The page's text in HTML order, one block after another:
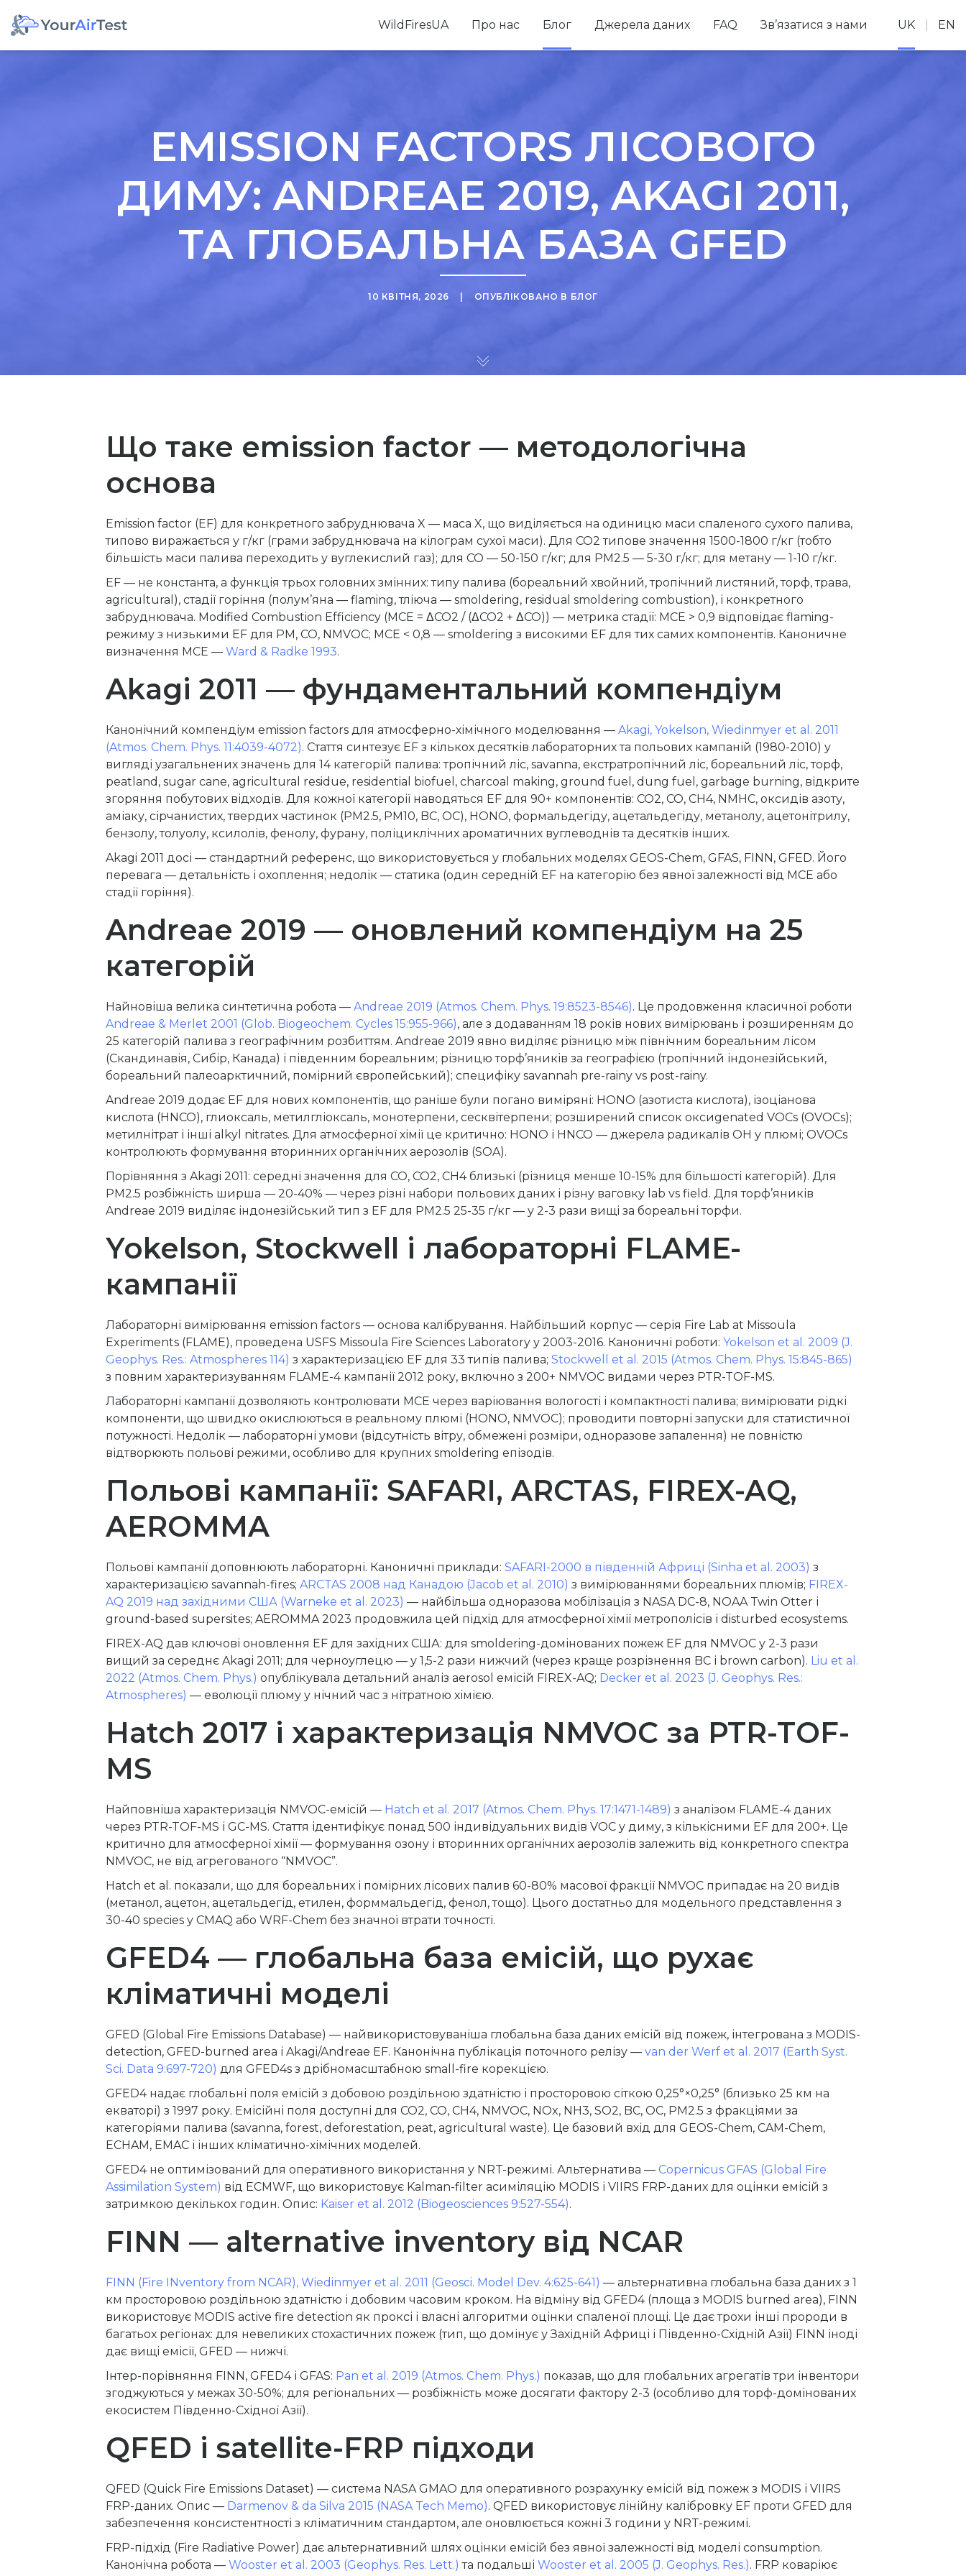
WildFiresUA Про нас Блог Джерела даних FAQ Зв’язатися з нами UK EN
EMISSION FACTORS ЛІСОВОГО
ДИМУ: ANDREAE 2019, AKAGI 2011,
ТА ГЛОБАЛЬНА БАЗА GFED
10 КВІТНЯ, 2026 ОПУБЛІКОВАНО В БЛОГ
Що таке emission factor — методологічна
основа
Emission factor (EF) для конкретного забруднювача X — маса X, що виділяється на одиницю маси спаленого сухого палива,
типово виражається у г/кг (грами забруднювача на кілограм сухої маси). Для CO2 типове значення 1500-1800 г/кг (тобто
більшість маси палива переходить у вуглекислий газ); для CO — 50-150 г/кг; для PM2.5 — 5-30 г/кг; для метану — 1-10 г/кг.
EF — не константа, а функція трьох головних змінних: типу палива (бореальний хвойний, тропічний листяний, торф, трава,
agricultural), стадії горіння (полум’яна — flaming, тліюча — smoldering, residual smoldering combustion), і конкретного
забруднювача. Modified Combustion Efficiency (MCE = ΔCO2 / (ΔCO2 + ΔCO)) — метрика стадії: MCE > 0,9 відповідає flaming-
режиму з низькими EF для PM, CO, NMVOC; MCE < 0,8 — smoldering з високими EF для тих самих компонентів. Каноничне
визначення MCE — Ward & Radke 1993.
Akagi 2011 — фундаментальний компендіум
Канонічний компендіум emission factors для атмосферно-хімічного моделювання — Akagi, Yokelson, Wiedinmyer et al. 2011
(Atmos. Chem. Phys. 11:4039-4072). Стаття синтезує EF з кількох десятків лабораторних та польових кампаній (1980-2010) у
вигляді узагальнених значень для 14 категорій палива: тропічний ліс, savanna, екстратропічний ліс, бореальний ліс, торф,
peatland, sugar cane, agricultural residue, residential biofuel, charcoal making, ground fuel, dung fuel, garbage burning, відкрите
згоряння побутових відходів. Для кожної категорії наводяться EF для 90+ компонентів: CO2, CO, CH4, NMHC, оксидів азоту,
аміаку, сірчанистих, твердих частинок (PM2.5, PM10, BC, OC), HONO, формальдегіду, ацетальдегіду, метанолу, ацетонітрилу,
бензолу, толуолу, ксилолів, фенолу, фурану, поліциклічних ароматичних вуглеводнів та десятків інших.
Akagi 2011 досі — стандартний референс, що використовується у глобальних моделях GEOS-Chem, GFAS, FINN, GFED. Його
перевага — детальність і охоплення; недолік — статика (один середній EF на категорію без явної залежності від MCE або
стадії горіння).
Andreae 2019 — оновлений компендіум на 25
категорій
Найновіша велика синтетична робота — Andreae 2019 (Atmos. Chem. Phys. 19:8523-8546). Це продовження класичної роботи
Andreae & Merlet 2001 (Glob. Biogeochem. Cycles 15:955-966), але з додаванням 18 років нових вимірювань і розширенням до
25 категорій палива з географічним розбиттям. Andreae 2019 явно виділяє різницю між північним бореальним лісом
(Скандинавія, Сибір, Канада) і південним бореальним; різницю торф’яників за географією (тропічний індонезійський,
бореальний палеоарктичний, помірний європейський); специфіку savannah pre-rainy vs post-rainy.
Andreae 2019 додає EF для нових компонентів, що раніше були погано виміряні: HONO (азотиста кислота), ізоціанова
кислота (HNCO), глиоксаль, метилгліоксаль, монотерпени, сесквітерпени; розширений список оксиgenated VOCs (OVOCs);
метилнітрат і інші alkyl nitrates. Для атмосферної хімії це критично: HONO і HNCO — джерела радикалів OH у плюмі; OVOCs
контролюють формування вторинних органічних аерозолів (SOA).
Порівняння з Akagi 2011: середні значення для CO, CO2, CH4 близькі (різниця менше 10-15% для більшості категорій). Для
PM2.5 розбіжність ширша — 20-40% — через різні набори польових даних і різну ваговку lab vs field. Для торф’яників
Andreae 2019 виділяє індонезійський тип з EF для PM2.5 25-35 г/кг — у 2-3 рази вищі за бореальні торфи.
Yokelson, Stockwell і лабораторні FLAME-
кампанії
Лабораторні вимірювання emission factors — основа калібрування. Найбільший корпус — серія Fire Lab at Missoula
Experiments (FLAME), проведена USFS Missoula Fire Sciences Laboratory у 2003-2016. Каноничні роботи: Yokelson et al. 2009 (J.
Geophys. Res.: Atmospheres 114) з характеризацією EF для 33 типів палива; Stockwell et al. 2015 (Atmos. Chem. Phys. 15:845-865)
з повним характеризуванням FLAME-4 кампанії 2012 року, включно з 200+ NMVOC видами через PTR-TOF-MS.
Лабораторні кампанії дозволяють контролювати MCE через варіювання вологості і компактності палива; вимірювати рідкі
компоненти, що швидко окислюються в реальному плюмі (HONO, NMVOC); проводити повторні запуски для статистичної
потужності. Недолік — лабораторні умови (відсутність вітру, обмежені розміри, одноразове запалення) не повністю
відтворюють польові режими, особливо для крупних smoldering епізодів.
Польові кампанії: SAFARI, ARCTAS, FIREX-AQ,
AEROMMA
Польові кампанії доповнюють лабораторні. Каноничні приклади: SAFARI-2000 в південній Африці (Sinha et al. 2003) з
характеризацією savannah-fires; ARCTAS 2008 над Канадою (Jacob et al. 2010) з вимірюваннями бореальних плюмів; FIREX-
AQ 2019 над західними США (Warneke et al. 2023) — найбільша одноразова мобілізація з NASA DC-8, NOAA Twin Otter і
ground-based supersites; AEROMMA 2023 продовжила цей підхід для атмосферної хімії метрополісів і disturbed ecosystems.
FIREX-AQ дав ключові оновлення EF для західних США: для smoldering-домінованих пожеж EF для NMVOC у 2-3 рази
вищий за середнє Akagi 2011; для черноуглецю — у 1,5-2 рази нижчий (через краще розрізнення BC і brown carbon). Liu et al.
2022 (Atmos. Chem. Phys.) опублікувала детальний аналіз aerosol емісій FIREX-AQ; Decker et al. 2023 (J. Geophys. Res.:
Atmospheres) — еволюції плюму у нічний час з нітратною хімією.
Hatch 2017 і характеризація NMVOC за PTR-TOF-
MS
Найповніша характеризація NMVOC-емісій — Hatch et al. 2017 (Atmos. Chem. Phys. 17:1471-1489) з аналізом FLAME-4 даних
через PTR-TOF-MS і GC-MS. Стаття ідентифікує понад 500 індивідуальних видів VOC у диму, з кількісними EF для 200+. Це
критично для атмосферної хімії — формування озону і вторинних органічних аерозолів залежить від конкретного спектра
NMVOC, не від агрегованого “NMVOC”.
Hatch et al. показали, що для бореальних і помірних лісових палив 60-80% масової фракції NMVOC припадає на 20 видів
(метанол, ацетон, ацетальдегід, етилен, форммальдегід, фенол, тощо). Цього достатньо для модельного представлення з
30-40 species у CMAQ або WRF-Chem без значної втрати точності.
GFED4 — глобальна база емісій, що рухає
кліматичні моделі
GFED (Global Fire Emissions Database) — найвикористовуваніша глобальна база даних емісій від пожеж, інтегрована з MODIS-
detection, GFED-burned area і Akagi/Andreae EF. Канонічна публікація поточного релізу — van der Werf et al. 2017 (Earth Syst.
Sci. Data 9:697-720) для GFED4s з дрібномасштабною small-fire корекцією.
GFED4 надає глобальні поля емісій з добовою роздільною здатністю і просторовою сіткою 0,25°×0,25° (близько 25 км на
екваторі) з 1997 року. Емісійні поля доступні для CO2, CO, CH4, NMVOC, NOx, NH3, SO2, BC, OC, PM2.5 з фракціями за
категоріями палива (savanna, forest, deforestation, peat, agricultural waste). Це базовий вхід для GEOS-Chem, CAM-Chem,
ECHAM, EMAC і інших кліматично-хімічних моделей.
GFED4 не оптимізований для оперативного використання у NRT-режимі. Альтернатива — Copernicus GFAS (Global Fire
Assimilation System) від ECMWF, що використовує Kalman-filter асиміляцію MODIS і VIIRS FRP-даних для оцінки емісій з
затримкою декількох годин. Опис: Kaiser et al. 2012 (Biogeosciences 9:527-554).
FINN — alternative inventory від NCAR
FINN (Fire INventory from NCAR), Wiedinmyer et al. 2011 (Geosci. Model Dev. 4:625-641) — альтернативна глобальна база даних з 1
км просторовою роздільною здатністю і добовим часовим кроком. На відміну від GFED4 (площа з MODIS burned area), FINN
використовує MODIS active fire detection як проксі і власні алгоритми оцінки спаленої площі. Це дає трохи інші пророди в
багатьох регіонах: для невеликих стохастичних пожеж (тип, що домінує у Західній Африці і Південно-Східній Азії) FINN іноді
дає вищі емісії, GFED — нижчі.
Інтер-порівняння FINN, GFED4 і GFAS: Pan et al. 2019 (Atmos. Chem. Phys.) показав, що для глобальних агрегатів три інвентори
згоджуються у межах 30-50%; для регіональних — розбіжність може досягати фактору 2-3 (особливо для торф-домінованих
екосистем Південно-Східної Азії).
QFED і satellite-FRP підходи
QFED (Quick Fire Emissions Dataset) — система NASA GMAO для оперативного розрахунку емісій від пожеж з MODIS і VIIRS
FRP-даних. Опис — Darmenov & da Silva 2015 (NASA Tech Memo). QFED використовує лінійну калібровку EF проти GFED для
забезпечення консистентності з кліматичним стандартом, але оновлюється кожні 3 години у NRT-режимі.
FRP-підхід (Fire Radiative Power) дає альтернативний шлях оцінки емісій без явної залежності від моделі consumption.
Канонічна робота — Wooster et al. 2003 (Geophys. Res. Lett.) та подальші Wooster et al. 2005 (J. Geophys. Res.). FRP коваріює